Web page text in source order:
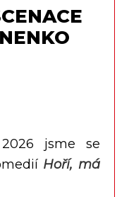
jsme se
Hoří, má